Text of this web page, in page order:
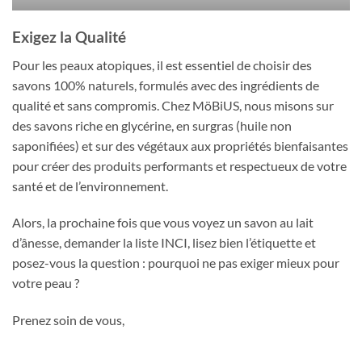
Exigez la Qualité
Pour les peaux atopiques, il est essentiel de choisir des
savons 100% naturels, formulés avec des ingrédients de
qualité et sans compromis. Chez MöBiUS, nous misons sur
des savons riche en glycérine, en surgras (huile non
saponifiées) et sur des végétaux aux propriétés bienfaisantes
pour créer des produits performants et respectueux de votre
santé et de l’environnement.
Alors, la prochaine fois que vous voyez un savon au lait
d’ânesse, demander la liste INCI, lisez bien l’étiquette et
posez-vous la question : pourquoi ne pas exiger mieux pour
votre peau ?
Prenez soin de vous,